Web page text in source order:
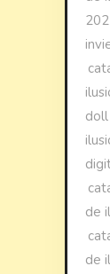
doll
de
de